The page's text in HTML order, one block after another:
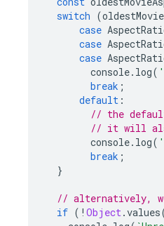
switch (
case
case
case
console. log(
break ;
default :
// the default
// it will also
console. log(
break ;
}
// alternatively,
if ( ! Object.values